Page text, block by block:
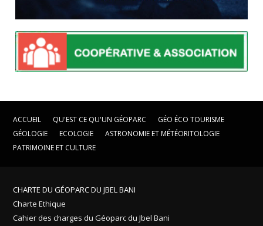
ACCUEIL QU'EST CE QU'UN GÉOPARC
GÉO ÉCO TOURISME
GÉOLOGIE
ECOLOGIE
ASTRONOMIE ET MÉTÉORITOLOGIE
PATRIMOINE ET CULTURE
CHARTE DU GÉOPARC DU JBEL BANI
Charte Ethique
Cahier des charges du Géoparc du Jbel Bani